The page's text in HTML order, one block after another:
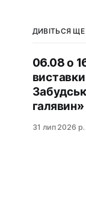
ДИВІТЬСЯ ЩЕ
06.08 о
виставки
галявин»
31 лип 2026 р.